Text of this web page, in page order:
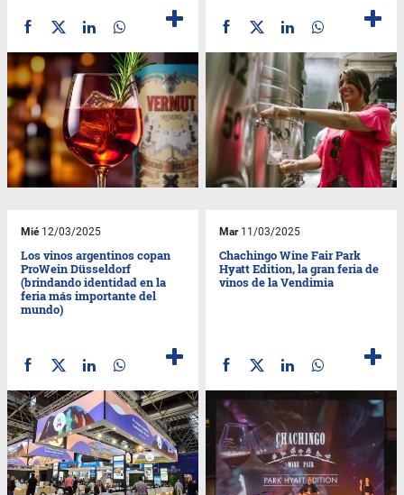
Mié12/03/2025
Los vinos argentinos copan
ProWein Düsseldorf
(brindando identidad en la
feria más importante del
mundo)
Mar11/03/2025
Chachingo Wine Fair Park
Hyatt Edition, la gran feria de
vinos de la Vendimia